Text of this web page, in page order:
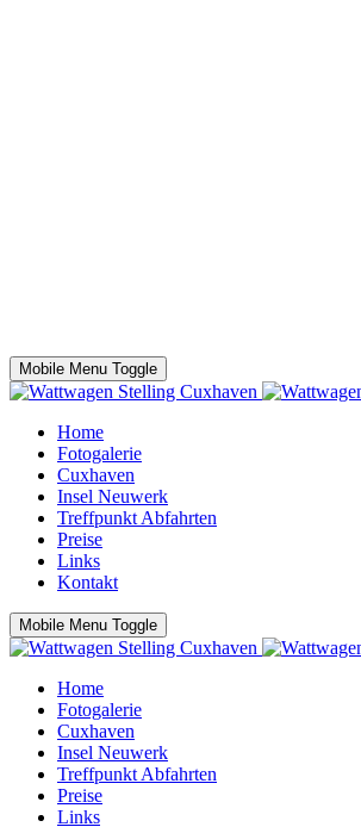
Mobile Menu Toggle
Home
Fotogalerie
Cuxhaven
Insel Neuwerk
Treffpunkt Abfahrten
Preise
Links
Kontakt
Mobile Menu Toggle
Home
Fotogalerie
Cuxhaven
Insel Neuwerk
Treffpunkt Abfahrten
Preise
Links